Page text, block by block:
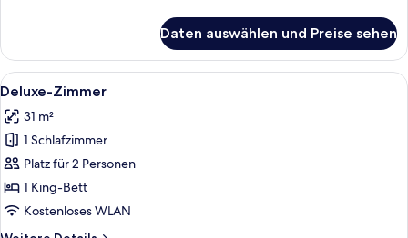
King
Room
Daten auswählen und Preise sehen
Alle
Fotos
für
Deluxe-
Zimmer
anzeigen
Ein Hotelzimmer mit einem Bett,
4
Deluxe-Zimmer
31 m²
1 Schlafzimmer
Platz für 2 Personen
1 King-Bett
Kostenloses WLAN